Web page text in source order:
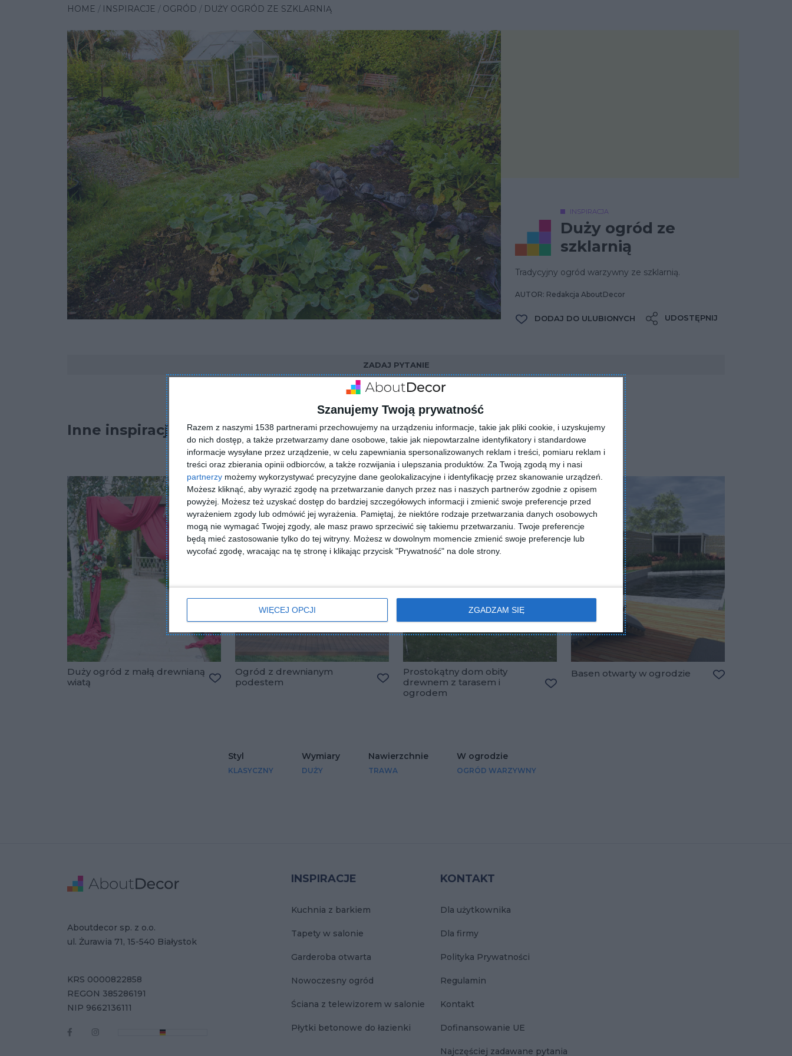
Szanujemy Twoją prywatność
Razem z naszymi 1538 partnerami przechowujemy na urządzeniu informacje, takie jak pliki cookie, i uzyskujemy
do nich dostęp, a także przetwarzamy dane osobowe, takie jak niepowtarzalne identyfikatory i standardowe
informacje wysyłane przez urządzenie, w celu zapewniania spersonalizowanych reklam i treści, pomiaru reklam i
treści oraz zbierania opinii odbiorców, a także rozwijania i ulepszania produktów. Za Twoją zgodą my i nasi
partnerzy możemy wykorzystywać precyzyjne dane geolokalizacyjne i identyfikację przez skanowanie urządzeń.
Możesz kliknąć, aby wyrazić zgodę na przetwarzanie danych przez nas i naszych partnerów zgodnie z opisem
powyżej. Możesz też uzyskać dostęp do bardziej szczegółowych informacji i zmienić swoje preferencje przed
wyrażeniem zgody lub odmówić jej wyrażenia.
Pamiętaj, że niektóre rodzaje przetwarzania danych osobowych
mogą nie wymagać Twojej zgody, ale masz prawo sprzeciwić się takiemu przetwarzaniu. Twoje preferencje
będą mieć zastosowanie tylko do tej witryny. Możesz w dowolnym momencie zmienić swoje preferencje lub
wycofać zgodę, wracając na tę stronę i klikając przycisk "Prywatność" na dole strony.
WIĘCEJ OPCJI ZGADZAM SIĘ
HOME INSPIRACJE OGRÓD DUŻY OGRÓD ZE SZKLARNIĄ
INSPIRACJA
Duży ogród ze
szklarnią
Tradycyjny ogród warzywny ze szklarnią.
AUTOR: Redakcja AboutDecor
DODAJ DO ULUBIONYCH UDOSTĘPNIJ
ZADAJ PYTANIE
Inne inspiracje
Duży ogród z małą drewnianą
wiatą
Ogród z drewnianym
podestem
Dodaj do ulubionych
Prostokątny dom obity
drewnem z tarasem i
ogrodem
Basen otwarty w ogrodzie
Styl
KLASYCZNY
Wymiary
DUŻY
Nawierzchnie
TRAWA
W ogrodzie
OGRÓD WARZYWNY
INSPIRACJE
Kuchnia z barkiem
Tapety w salonie
Garderoba otwarta
Nowoczesny ogród
Ściana z telewizorem w salonie
Płytki betonowe do łazienki
KONTAKT
Dla użytkownika
Dla firmy
Polityka Prywatności
Regulamin
Kontakt
Dofinansowanie UE
Najczęściej zadawane pytania
Adres
Aboutdecor sp. z o.o.
ul. Żurawia 71, 15-540 Białystok
Dane Firmy
KRS 0000822858
REGON 385286191
NIP 9662136111